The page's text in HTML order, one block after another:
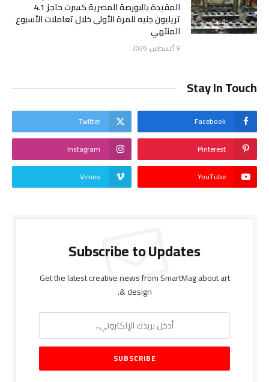
المقيدة بالبورصة المصرية كسرت حاجز 4.1
تريليون جنيه للمرة الأولى خلال تعاملات الأسبوع
المنتهي
9 أغسطس، 2026
Stay In Touch
Facebook
Twitter
Pinterest
Instagram
YouTube
Vimeo
Subscribe to Updates
Get the latest creative news from SmartMag about art
& design.